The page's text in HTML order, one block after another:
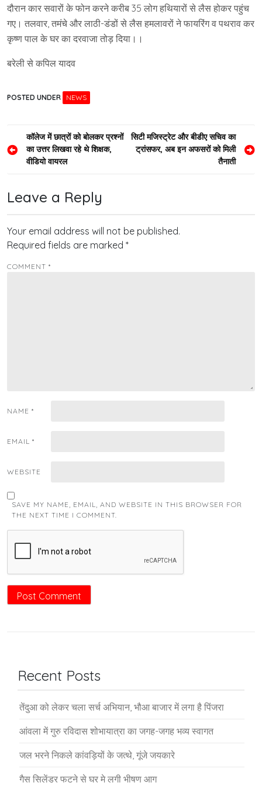
दौरान कार सवारों के फोन करने करीब 35 लोग हथियारों से लैस होकर पहुंच
गए। तलवार, तमंचे और लाठी-डंडों से लैस हमलावरों ने फायरिंग व पथराव कर
कृष्ण पाल के घर का दरवाजा तोड़ दिया।।
बरेली से कपिल यादव
POSTED UNDER NEWS
Post
navigation
कॉलेज में छात्रों को बोलकर प्रश्नों
का उत्तर लिखवा रहे थे शिक्षक,
वीडियो वायरल
सिटी मजिस्ट्रेट और बीडीए सचिव का
ट्रांसफर, अब इन अफसरों को मिली
तैनाती
Leave a Reply
Your email address will not be published.
Required fields are marked *
COMMENT *
NAME *
EMAIL *
WEBSITE
SAVE MY NAME, EMAIL, AND WEBSITE IN THIS BROWSER FOR
THE NEXT TIME I COMMENT.
Recent Posts
तेंदुआ को लेकर चला सर्च अभियान, भौआ बाजार में लगा है पिंजरा
आंवला में गुरु रविदास शोभायात्रा का जगह-जगह भव्य स्वागत
जल भरने निकले कांवड़ियों के जत्थे, गूंजे जयकारे
गैस सिलेंडर फटने से घर मे लगी भीषण आग